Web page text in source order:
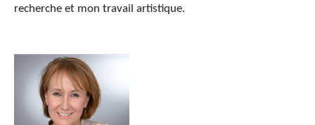
recherche et mon travail artistique.